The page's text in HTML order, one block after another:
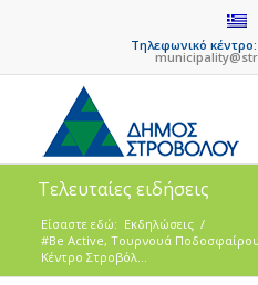
Τηλεφωνικό κέντρο:
Τελευταίες ειδήσεις
Είσαστε εδώ: Εκδηλώσεις /
#Be Active, Τουρνουά
Κέντρο Στροβόλ...